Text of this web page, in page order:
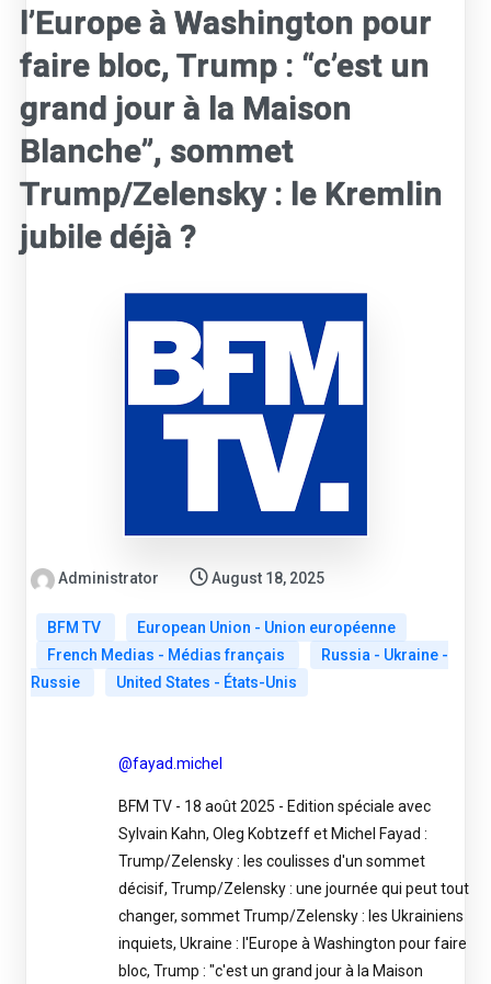
l’Europe à Washington pour
faire bloc, Trump : “c’est un
grand jour à la Maison
Blanche”, sommet
Trump/Zelensky : le Kremlin
jubile déjà ?
Administrator August 18, 2025
BFM TV
European Union - Union européenne
French Medias - Médias français
Russia - Ukraine -
Russie
United States - États-Unis
@fayad.michel
BFM TV - 18 août 2025 - Edition spéciale avec
Sylvain Kahn, Oleg Kobtzeff et Michel Fayad :
Trump/Zelensky : les coulisses d'un sommet
décisif, Trump/Zelensky : une journée qui peut tout
changer, sommet Trump/Zelensky : les Ukrainiens
inquiets, Ukraine : l'Europe à Washington pour faire
bloc, Trump : "c'est un grand jour à la Maison